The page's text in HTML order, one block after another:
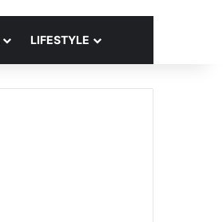
LIFESTYLE